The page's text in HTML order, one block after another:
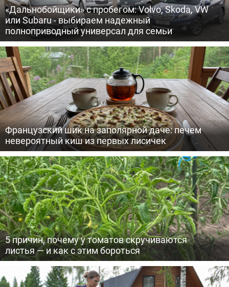
«Дальнобойщики» с пробегом: Volvo, Skoda, VW
или Subaru - выбираем надежный
полноприводный универсал для семьи
Французский шик на заполярной даче: печем
невероятный киш из первых лисичек
5 причин, почему у томатов скручиваются
листья — и как с этим бороться